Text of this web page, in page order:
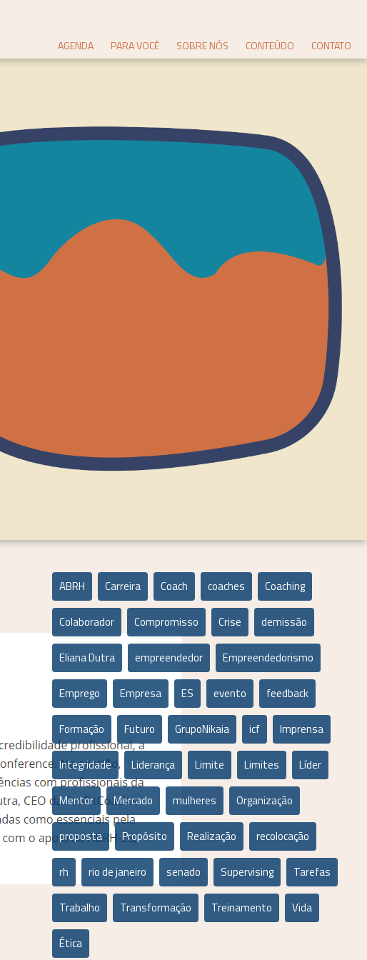
AGENDA PARA VOCÊ SOBRE NÓS CONTEÚDO CONTATO
ABRH Carreira Coach coaches Coaching
Colaborador Compromisso Crise demissão
Eliana Dutra empreendedor Empreendedorismo
Emprego Empresa ES evento feedback
Formação Futuro GrupoNikaia icf Imprensa
Integridade Liderança Limite Limites Líder
Mentor Mercado mulheres Organização
proposta Propósito Realização recolocação
rh rio de janeiro senado Supervising Tarefas
Trabalho Transformação Treinamento Vida
Ética